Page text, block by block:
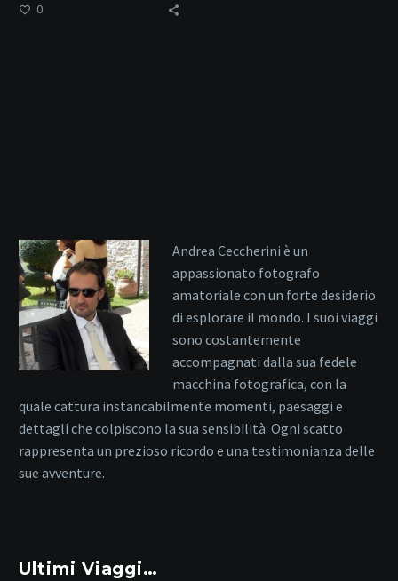
0
Andrea Ceccherini è un
appassionato fotografo
amatoriale con un forte desiderio
di esplorare il mondo. I suoi viaggi
sono costantemente
accompagnati dalla sua fedele
macchina fotografica, con la
quale cattura instancabilmente momenti, paesaggi e
dettagli che colpiscono la sua sensibilità. Ogni scatto
rappresenta un prezioso ricordo e una testimonianza delle
sue avventure.
Ultimi Viaggi…